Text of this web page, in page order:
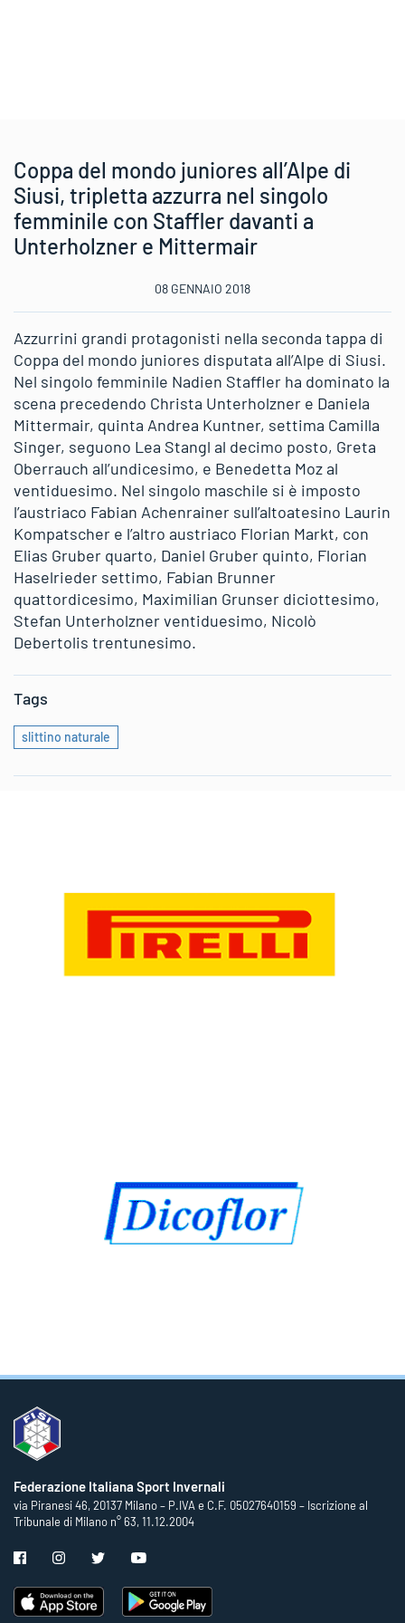
Coppa del mondo juniores all’Alpe di
Siusi, tripletta azzurra nel singolo
femminile con Staffler davanti a
Unterholzner e Mittermair
08 GENNAIO 2018
Azzurrini grandi protagonisti nella seconda tappa di
Coppa del mondo juniores disputata all’Alpe di Siusi.
Nel singolo femminile Nadien Staffler ha dominato la
scena precedendo Christa Unterholzner e Daniela
Mittermair, quinta Andrea Kuntner, settima Camilla
Singer, seguono Lea Stangl al decimo posto, Greta
Oberrauch all’undicesimo, e Benedetta Moz al
ventiduesimo. Nel singolo maschile si è imposto
l’austriaco Fabian Achenrainer sull’altoatesino Laurin
Kompatscher e l’altro austriaco Florian Markt, con
Elias Gruber quarto, Daniel Gruber quinto, Florian
Haselrieder settimo, Fabian Brunner
quattordicesimo, Maximilian Grunser diciottesimo,
Stefan Unterholzner ventiduesimo, Nicolò
Debertolis trentunesimo.
Tags
slittino naturale
Federazione Italiana Sport Invernali
via Piranesi 46, 20137 Milano – P.IVA e C.F. 05027640159 – Iscrizione al
Tribunale di Milano n° 63, 11.12.2004